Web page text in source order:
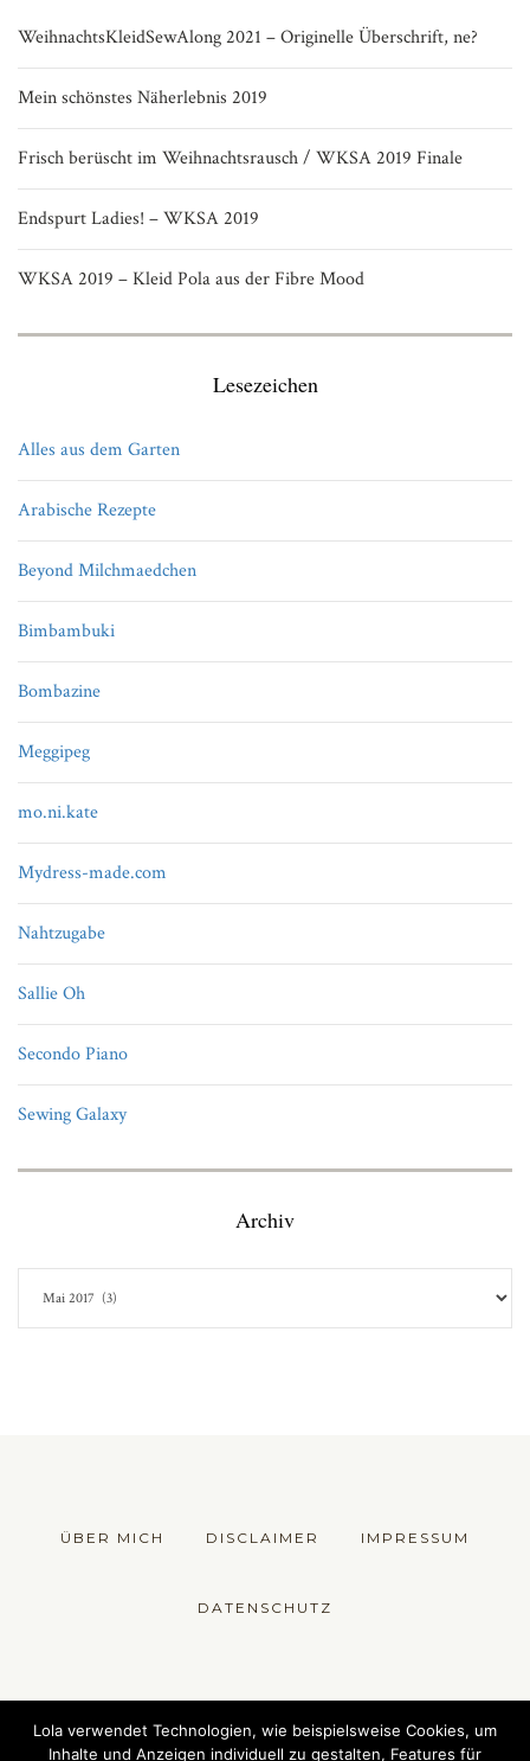
WeihnachtsKleidSewAlong 2021 – Originelle Überschrift, ne?
Mein schönstes Näherlebnis 2019
Frisch berüscht im Weihnachtsrausch / WKSA 2019 Finale
Endspurt Ladies! – WKSA 2019
WKSA 2019 – Kleid Pola aus der Fibre Mood
Lesezeichen
Alles aus dem Garten
Arabische Rezepte
Beyond Milchmaedchen
Bimbambuki
Bombazine
Meggipeg
mo.ni.kate
Mydress-made.com
Nahtzugabe
Sallie Oh
Secondo Piano
Sewing Galaxy
Archiv
ÜBER MICH DISCLAIMER IMPRESSUM
DATENSCHUTZ
Lola verwendet Technologien, wie beispielsweise Cookies, um
Inhalte und Anzeigen individuell zu gestalten, Features für